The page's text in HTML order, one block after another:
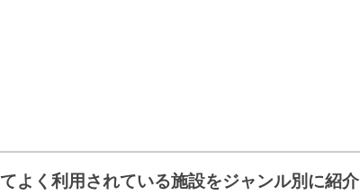
よく利用されている施設をジャンル別に紹介